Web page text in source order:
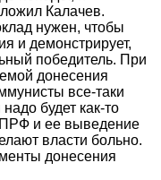
Калачев.
нужен, чтобы
и демонстрирует,
победитель. При
донесения
все-таки
будет как-то
и ее выведение
власти больно.
донесения